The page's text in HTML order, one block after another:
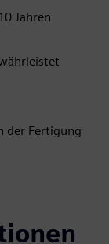
Jahren
der Fertigung